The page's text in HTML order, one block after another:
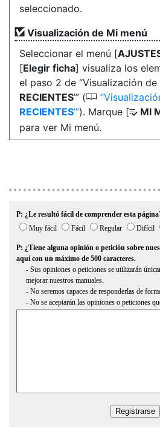
seleccionado.
Visualización de Mi menú
Seleccionar el menú [
[Elegir ficha] visualiza los
el paso 2 de “Visualización de
RECIENTES’” (0
RECIENTES’ ). Marque [O MI
para ver Mi menú.